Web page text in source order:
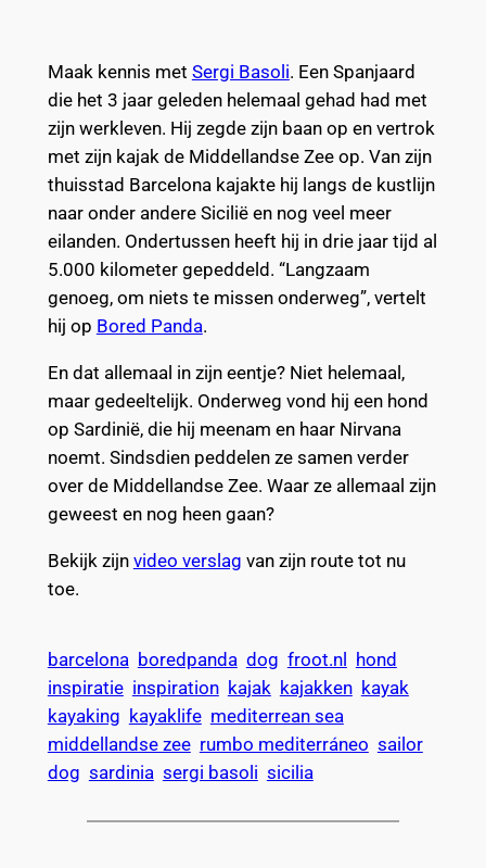
Maak kennis met Sergi Basoli. Een Spanjaard
die het 3 jaar geleden helemaal gehad had met
zijn werkleven. Hij zegde zijn baan op en vertrok
met zijn kajak de Middellandse Zee op. Van zijn
thuisstad Barcelona kajakte hij langs de kustlijn
naar onder andere Sicilië en nog veel meer
eilanden. Ondertussen heeft hij in drie jaar tijd al
5.000 kilometer gepeddeld. “Langzaam
genoeg, om niets te missen onderweg”, vertelt
hij op Bored Panda.
En dat allemaal in zijn eentje? Niet helemaal,
maar gedeeltelijk. Onderweg vond hij een hond
op Sardinië, die hij meenam en haar Nirvana
noemt. Sindsdien peddelen ze samen verder
over de Middellandse Zee. Waar ze allemaal zijn
geweest en nog heen gaan?
Bekijk zijn video verslag van zijn route tot nu
toe.
barcelona boredpanda dog froot.nl
hond
inspiratie inspiration kajak kajakken kayak
kayaking kayaklife mediterrean sea
middellandse zee rumbo mediterráneo sailor
dog sardinia sergi basoli sicilia